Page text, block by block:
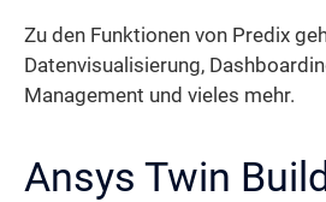
Zu den Funktionen von Predix
Datenvisualisierung,
Management und vieles mehr.
Ansys Twin